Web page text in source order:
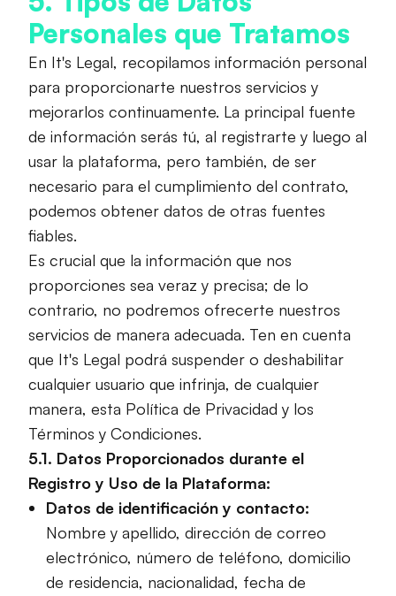
Personales que Tratamos
En It's Legal, recopilamos información personal
para proporcionarte nuestros servicios y
mejorarlos continuamente. La principal fuente
de información serás tú, al registrarte y luego al
usar la plataforma, pero también, de ser
necesario para el cumplimiento del contrato,
podemos obtener datos de otras fuentes
fiables.
Es crucial que la información que nos
proporciones sea veraz y precisa; de lo
contrario, no podremos ofrecerte nuestros
servicios de manera adecuada. Ten en cuenta
que It's Legal podrá suspender o deshabilitar
cualquier usuario que infrinja, de cualquier
manera, esta Política de Privacidad y los
Términos y Condiciones.
5.1. Datos Proporcionados durante el
Registro y Uso de la Plataforma:
Datos de identificación y contacto:
Nombre y apellido, dirección de correo
electrónico, número de teléfono, domicilio
de residencia, nacionalidad, fecha de